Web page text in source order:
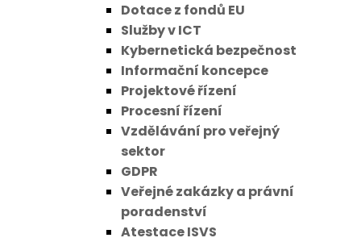
Dotace z fondů EU
Služby v ICT
Kybernetická bezpečnost
Informační koncepce
Projektové řízení
Procesní řízení
Vzdělávání pro veřejný
sektor
GDPR
Veřejné zakázky a právní
poradenství
Atestace ISVS